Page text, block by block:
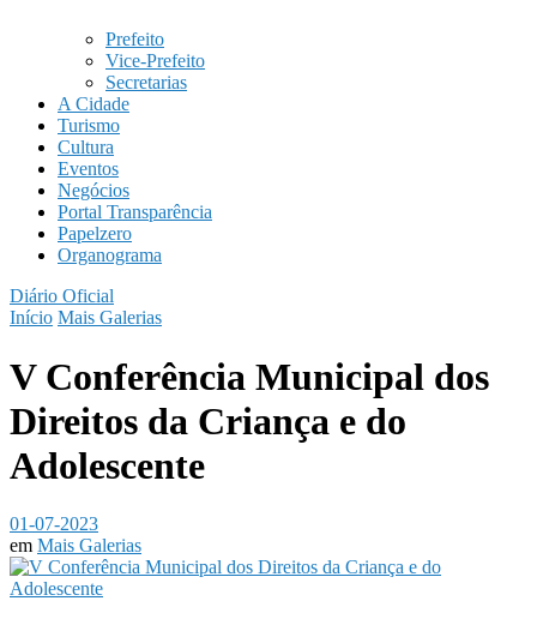
Prefeito
Vice-Prefeito
Secretarias
A Cidade
Turismo
Cultura
Eventos
Negócios
Portal Transparência
Papelzero
Organograma
Diário Oficial
Início Mais Galerias
V Conferência Municipal dos
Direitos da Criança e do
Adolescente
01-07-2023
em Mais Galerias